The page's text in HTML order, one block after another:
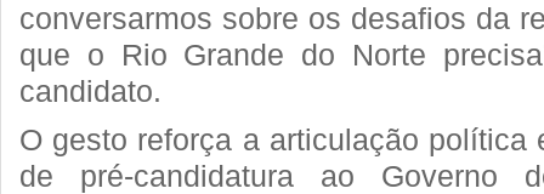
conversarmos sobre os desafios da
que o Rio Grande do Norte
candidato.
O gesto reforça a articulação política
de pré-candidatura ao Governo